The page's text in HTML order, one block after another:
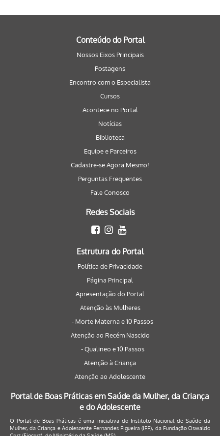
Conteúdo do Portal
Nossos Eixos Principais
Postagens
Encontro com o Especialista
Cursos
Acontece no Portal
Notícias
Biblioteca
Equipe e Parceiros
Cadastre-se Agora Mesmo!
Perguntas Frequentes
Fale Conosco
Redes Sociais
Estrutura do Portal
Política de Privacidade
Página Principal
Apresentação do Portal
Atenção às Mulheres
- Morte Materna e 10 Passos
Atenção ao Recém Nascido
- Qualineo e 10 Passos
Atenção à Criança
Atenção ao Adolescente
Portal de Boas Práticas em Saúde da Mulher, da Criança
e do Adolescente
O Portal de Boas Práticas é uma iniciativa do Instituto Nacional de Saúde da
Mulher, da Criança e Adolescente Fernandes Figueira (IFF), da Fundação Oswaldo